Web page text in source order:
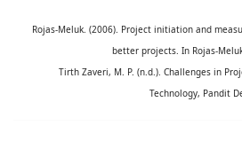
Rojas-Meluk. (2006). Project initiation and
better projects. In Rojas-
Tirth Zaveri, M. P. (n.d.). Challenges in
Technology, Pandit